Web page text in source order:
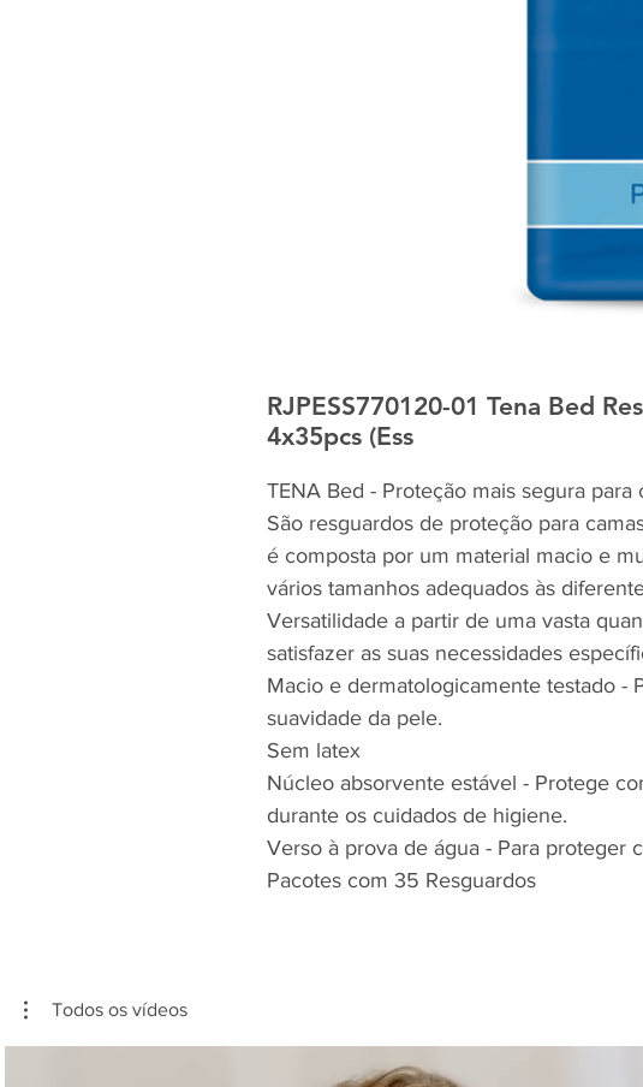
RJPESS770120-01 Tena Bed
4x35pcs (Ess
TENA Bed - Proteção mais segura para
São resguardos de proteção para
é composta por um material macio e
vários tamanhos adequados às
Versatilidade a partir de uma vasta
satisfazer as suas necessidades
Macio e dermatologicamente testado -
suavidade da pele.
Sem latex
Núcleo absorvente estável - Protege
durante os cuidados de higiene.
Verso à prova de água - Para proteger
Pacotes com 35 Resguardos
Todos os vídeos